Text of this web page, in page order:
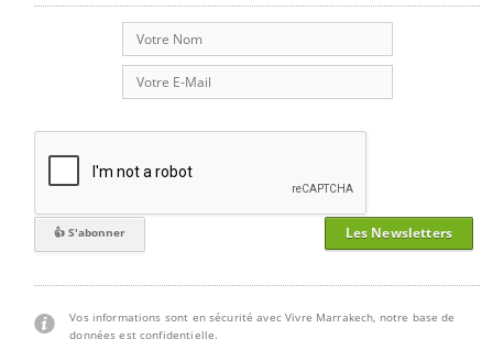
Les Newsletters
Vos informations sont en sécurité avec Vivre Marrakech, notre base de
données est confidentielle.